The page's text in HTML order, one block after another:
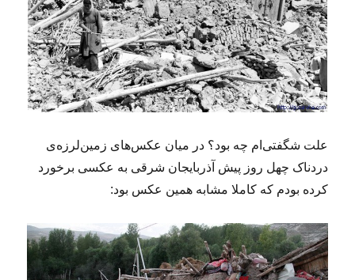
علت شگفتی‌ام چه بود؟ در میان عکس‌های زمین‌لرزه‌ی
دردناک چهل روز پیش آذربایجان شرقی به عکسی برخورد
کرده بودم که کاملا مشابه همین عکس بود: